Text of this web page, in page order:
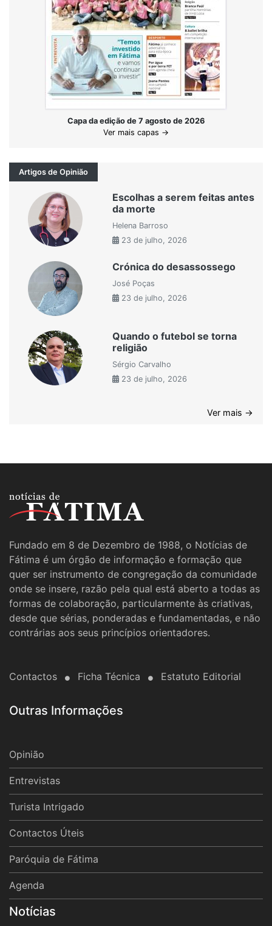
Capa da edição de 7 agosto de 2026
Ver mais capas →
Artigos de Opinião
Escolhas a serem feitas antes
da morte
Helena Barroso
23 de julho, 2026
Crónica do desassossego
José Poças
23 de julho, 2026
Quando o futebol se torna
religião
Sérgio Carvalho
23 de julho, 2026
Ver mais →
Fundado em 8 de Dezembro de 1988, o Notícias de
Fátima é um órgão de informação e formação que
quer ser instrumento de congregação da comunidade
onde se insere, razão pela qual está aberto a todas as
formas de colaboração, particularmente às criativas,
desde que sérias, ponderadas e fundamentadas, e não
contrárias aos seus princípios orientadores.
Contactos Ficha Técnica Estatuto Editorial
Outras Informações
Opinião
Entrevistas
Turista Intrigado
Contactos Úteis
Paróquia de Fátima
Agenda
Notícias